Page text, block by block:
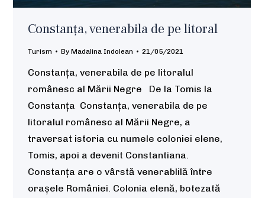
Constanța, venerabila de pe litoral
Turism ByMadalina Indolean 21/05/2021
Constanța, venerabila de pe litoralul
românesc al Mării Negre De la Tomis la
Constanța Constanța, venerabila de pe
litoralul românesc al Mării Negre, a
traversat istoria cu numele coloniei elene,
Tomis, apoi a devenit Constantiana.
Constanța are o vârstă venerablilă între
orașele României. Colonia elenă, botezată